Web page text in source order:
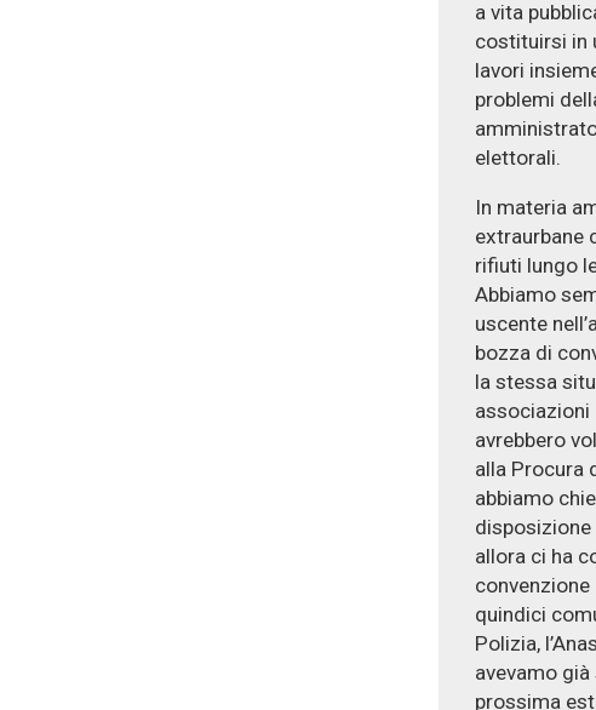
a vita
costituirsi in
lavori
problemi
elettorali.
In materia
extraurbane
rifiuti lungo
Abbiamo
uscente
bozza di
la stessa
avrebbero
alla Procura
abbiamo
allora ci ha
quindici
Polizia,
avevamo
prossima